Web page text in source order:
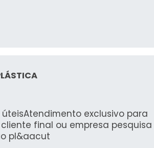
úteisAtendimento exclusivo para
final ou empresa pesquisa
pl&aacut